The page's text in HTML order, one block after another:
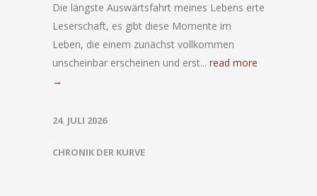
Die längste Auswärtsfahrt meines Lebens erte
Leserschaft, es gibt diese Momente im
Leben, die einem zunächst vollkommen
unscheinbar erscheinen und erst... read more
→
24. JULI 2026
CHRONIK DER KURVE